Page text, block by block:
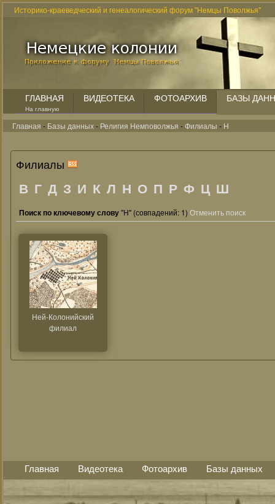
Историко-краеведческий и генеалогический форум "Немцы Поволжья"
ГЛАВНАЯ
На главную
ВИДЕОТЕКА ФОТОАРХИВ БАЗЫ
Главная - Базы данных- Религия Немповолжья -Филиалы - Н
Филиалы
В Г Д З И К Л Н О П Р Ф Ц Ш
Поиск по ключевому слову"Н" (совпадений: 1) Отменить поиск
Ней-Колонийский
филиал
Главная Видеотека Фотоархив Базы данных